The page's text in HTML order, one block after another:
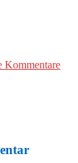
Kommentare